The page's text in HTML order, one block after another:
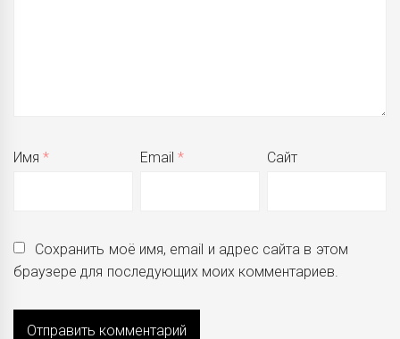
Имя* Email* Сайт
Сохранить моё имя, email и адрес сайта в этом
браузере для последующих моих комментариев.